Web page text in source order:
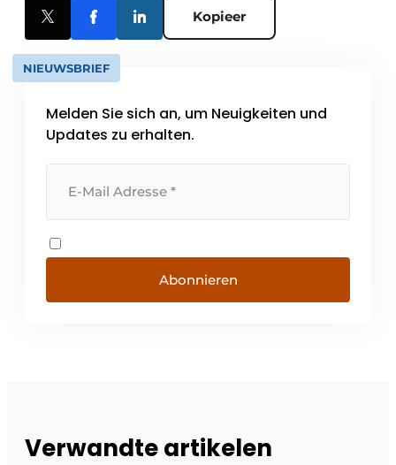
Kopieer
NIEUWSBRIEF
Melden Sie sich an, um Neuigkeiten und
Updates zu erhalten.
Abonnieren
Verwandte artikelen